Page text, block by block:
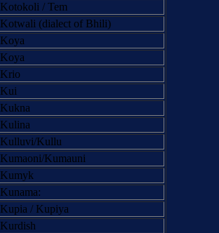
Kotokoli / Tem
Kotwali (dialect of Bhili)
Koya
Koya
Krio
Kui
Kukna
Kulina
Kulluvi/Kullu
Kumaoni/Kumauni
Kumyk
Kunama:
Kupia / Kupiya
Kurdish